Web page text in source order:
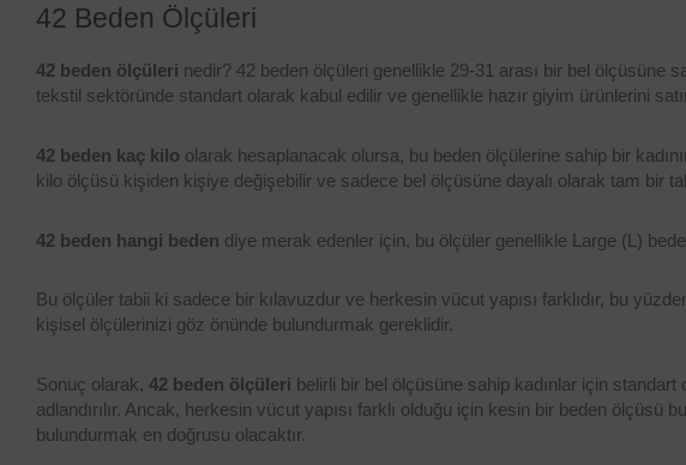
42 Beden Ölçüleri
42 beden ölçüleri nedir? 42 beden ölçüleri genellikle 29-31 arası bir bel ölçüsüne
tekstil sektöründe standart olarak kabul edilir ve genellikle hazır giyim ürünlerini
42 beden kaç kilo olarak hesaplanacak olursa, bu beden ölçülerine sahip bir
kilo ölçüsü kişiden kişiye değişebilir ve sadece bel ölçüsüne dayalı olarak tam bir
42 beden hangi beden diye merak edenler için, bu ölçüler genellikle Large (L)
Bu ölçüler tabii ki sadece bir kılavuzdur ve herkesin vücut yapısı farklıdır, bu
kişisel ölçülerinizi göz önünde bulundurmak gereklidir.
Sonuç olarak, 42 beden ölçüleri belirli bir bel ölçüsüne sahip kadınlar için
adlandırılır. Ancak, herkesin vücut yapısı farklı olduğu için kesin bir beden
bulundurmak en doğrusu olacaktır.